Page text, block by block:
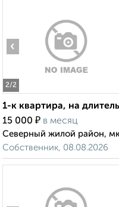
2/2
‹
1-к квартира, на
15 000 ₽ в месяц
Северный жилой район,
Собственник, 08.08.2026